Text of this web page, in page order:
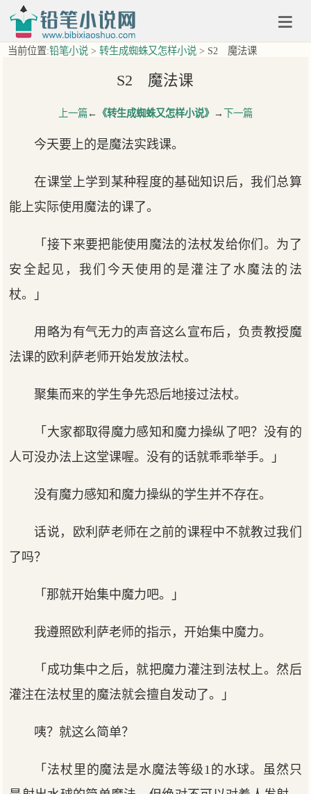
当前位置:铅笔小说 >转生成蜘蛛又怎样小说 > S2 魔法课
S2 魔法课
上一篇 ← 《转生成蜘蛛又怎样小说》 → 下一篇
今天要上的是魔法实践课。
在课堂上学到某种程度的基础知识后，我们总算
能上实际使用魔法的课了。
「接下来要把能使用魔法的法杖发给你们。为了
安全起见，我们今天使用的是灌注了水魔法的法
杖。」
用略为有气无力的声音这么宣布后，负责教授魔
法课的欧利萨老师开始发放法杖。
聚集而来的学生争先恐后地接过法杖。
「大家都取得魔力感知和魔力操纵了吧？没有的
人可没办法上这堂课喔。没有的话就乖乖举手。」
没有魔力感知和魔力操纵的学生并不存在。
话说，欧利萨老师在之前的课程中不就教过我们
了吗？
「那就开始集中魔力吧。」
我遵照欧利萨老师的指示，开始集中魔力。
「成功集中之后，就把魔力灌注到法杖上。然后
灌注在法杖里的魔法就会擅自发动了。」
咦？就这么简单？
「法杖里的魔法是水魔法等级1的水球。虽然只